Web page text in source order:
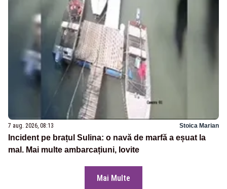
7 aug. 2026, 08:13 Stoica Marian
Incident pe brațul Sulina: o navă de marfă a eșuat la
mal. Mai multe ambarcațiuni, lovite
Mai Multe